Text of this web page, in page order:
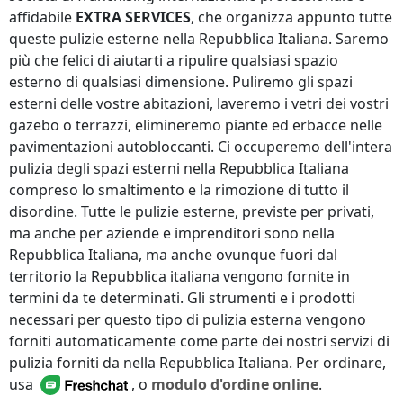
affidabile EXTRA SERVICES, che organizza appunto tutte
queste pulizie esterne nella Repubblica Italiana. Saremo
più che felici di aiutarti a ripulire qualsiasi spazio
esterno di qualsiasi dimensione. Puliremo gli spazi
esterni delle vostre abitazioni, laveremo i vetri dei vostri
gazebo o terrazzi, elimineremo piante ed erbacce nelle
pavimentazioni autobloccanti. Ci occuperemo dell'intera
pulizia degli spazi esterni nella Repubblica Italiana
compreso lo smaltimento e la rimozione di tutto il
disordine. Tutte le pulizie esterne, previste per privati,
ma anche per aziende e imprenditori sono nella
Repubblica Italiana, ma anche ovunquefuori dal
territorio la Repubblica italiana vengono fornite in
termini da te determinati. Gli strumenti e i prodotti
necessari per questo tipo di pulizia esterna vengono
forniti automaticamente come parte dei nostri servizi di
pulizia forniti da nella Repubblica Italiana. Per ordinare,
usa
, o modulo d'ordine online.